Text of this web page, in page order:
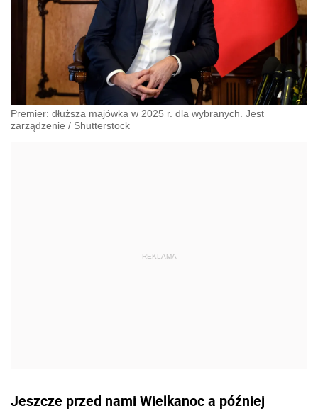
Premier: dłuższa majówka w 2025 r. dla wybranych. Jest
zarządzenie / Shutterstock
Jeszcze przed nami Wielkanoc a później